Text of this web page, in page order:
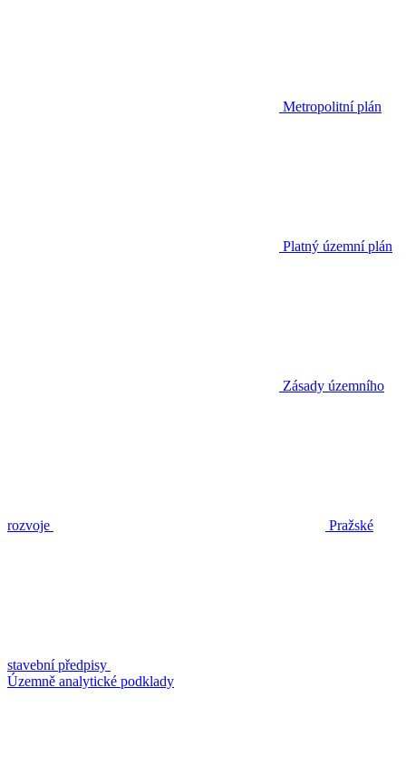
Metropolitní plán
Platný územní plán
Zásady územního
rozvoje Pražské
stavební předpisy
Územně analytické podklady